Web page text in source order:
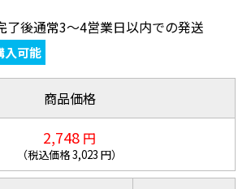
了後通常3～4営業日以内での発送
入可能
商品価格
2,748 円
（税込価格3,023 円）